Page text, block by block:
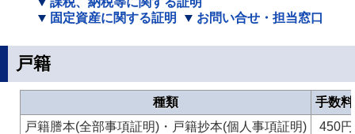
固定資産に関する証明
お問い合せ・担当窓口
戸籍
種類
手数料
戸籍謄本(全部事項証明)・戸籍抄本(個人事項証明)
450円